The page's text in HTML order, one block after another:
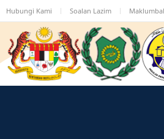
Langkau
ke
kandungan
utama
Hubungi Kami Soalan Lazim